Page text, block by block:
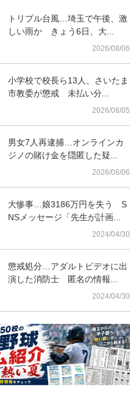
よ
トリプル台風…埼玉で午後、激
しい雨か きょう6日、大...
2026/08/06
小学校で校長ら13人、さいたま
市教委が懲戒 未払い分...
2026/08/05
男女7人再逮捕…オンラインカ
ジノの賭け金を隠匿した疑...
2026/08/06
大惨事…娘3186万円を失う S
NSメッセージ「先生が計画...
2024/04/30
懲戒処分…アダルトビデオに出
演した消防士 匿名の情報...
2024/04/30